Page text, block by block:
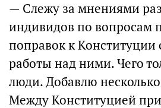
— Слежу за мнениями
индивидов по вопросам
поправок к Конституции
работы над ними. Чего
люди. Добавлю
Между Конституцией